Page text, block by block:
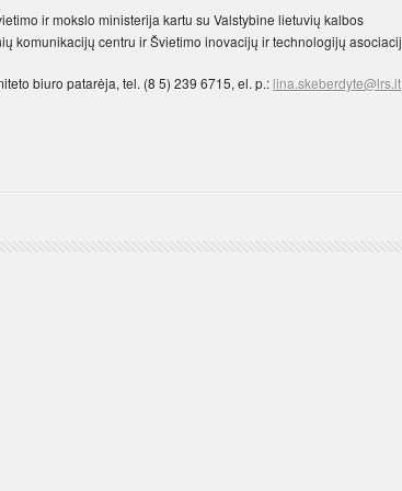
ir mokslo ministerija kartu su Valstybine lietuvių kalbos
komunikacijų centru ir Švietimo inovacijų ir technologijų
biuro patarėja, tel. (8 5) 239 6715, el. p.: lina.skeberdyte@lrs.lt